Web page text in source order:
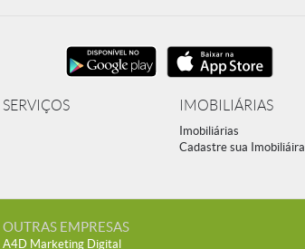
SERVIÇOS IMOBILIÁRIAS
Imobiliárias
Cadastre sua Imobiliáira
OUTRAS EMPRESAS
A4D Marketing Digital